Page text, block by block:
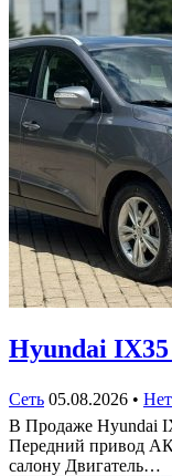
Hyundai IX35
Сеть 05.08.2026 •
В Продаже Hyundai
Передний привод
салону Двигатель…